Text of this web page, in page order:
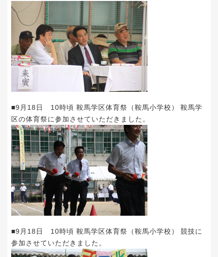
■9月18日 10時頃 鞍馬学区体育祭（鞍馬小学校） 鞍馬学
区の体育祭に参加させていただきました。
■9月18日 10時頃 鞍馬学区体育祭（鞍馬小学校） 競技に
参加させていただきました。